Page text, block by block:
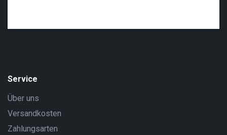
Service
Über uns
Versandkosten
Zahlungsarten